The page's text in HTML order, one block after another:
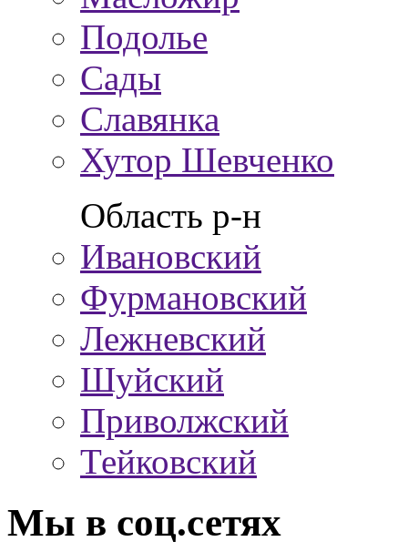
Подолье
Сады
Славянка
Хутор Шевченко
Область р-н
Ивановский
Фурмановский
Лежневский
Шуйский
Приволжский
Тейковский
Мы в соц.сетях